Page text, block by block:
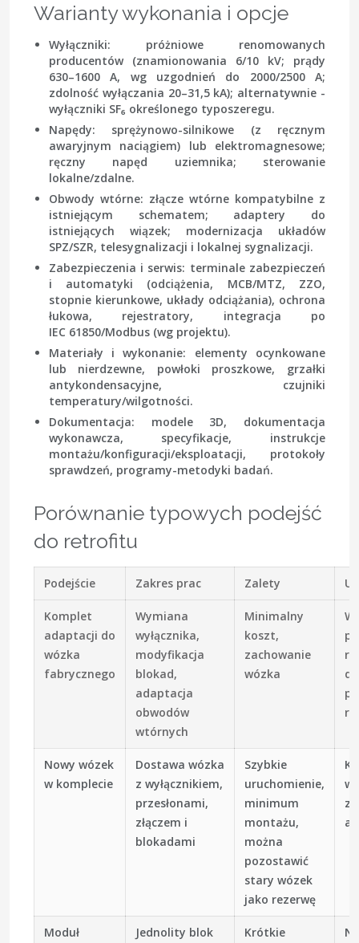
Warianty wykonania i opcje
Wyłączniki: próżniowe renomowanych
producentów (znamionowania 6/10 kV; prądy
630–1600 A, wg uzgodnień do 2000/2500 A;
zdolność wyłączania 20–31,5 kA); alternatywnie -
wyłączniki SF₆ określonego typoszeregu.
Napędy: sprężynowo-silnikowe (z ręcznym
awaryjnym naciągiem) lub elektromagnesowe;
ręczny napęd uziemnika; sterowanie
lokalne/zdalne.
Obwody wtórne: złącze wtórne kompatybilne z
istniejącym schematem; adaptery do
istniejących wiązek; modernizacja układów
SPZ/SZR, telesygnalizacji i lokalnej sygnalizacji.
Zabezpieczenia i serwis: terminale zabezpieczeń
i automatyki (odciążenia, MCB/MTZ, ZZO,
stopnie kierunkowe, układy odciążania), ochrona
łukowa, rejestratory, integracja po
IEC 61850/Modbus (wg projektu).
Materiały i wykonanie: elementy ocynkowane
lub nierdzewne, powłoki proszkowe, grzałki
antykondensacyjne, czujniki
temperatury/wilgotności.
Dokumentacja: modele 3D, dokumentacja
wykonawcza, specyfikacje, instrukcje
montażu/konfiguracji/eksploatacji, protokoły
sprawdzeń, programy-metodyki badań.
Porównanie typowych podejść
do retrofitu
Podejście Zakres prac Zalety
Komplet
adaptacji do
wózka
fabrycznego
Wymiana
wyłącznika,
modyfikacja
blokad,
adaptacja
obwodów
wtórnych
Minimalny
koszt,
zachowanie
wózka
Nowy wózek
w komplecie
Dostawa wózka
z wyłącznikiem,
przesłonami,
złączem i
blokadami
Szybkie
uruchomienie,
minimum
montażu,
można
pozostawić
stary wózek
jako rezerwę
Moduł
Jednolity blok
Krótkie